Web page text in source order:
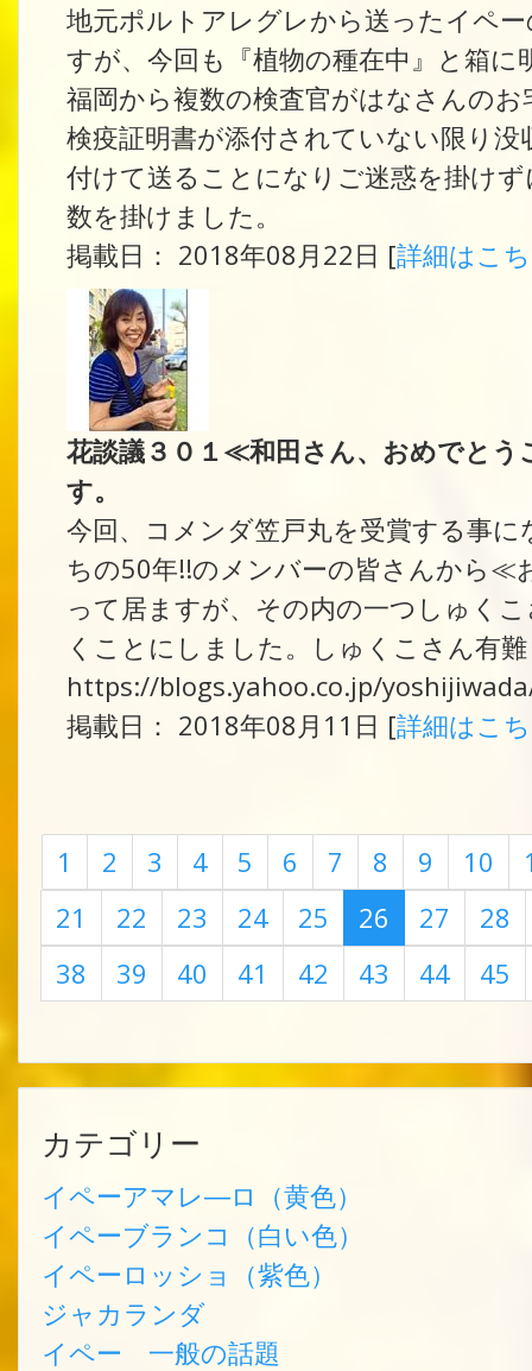
地元ポルトアレグレから送ったイペ
すが、今回も『植物の種在中』と箱
福岡から複数の検査官がはなさんの
検疫証明書が添付されていない限り
付けて送ることになりご迷惑を掛け
数を掛けました。
掲載日： 2018年08月22日 [詳細はこ
花談議３０１≪和田さん、おめでと
す。
今回、コメンダ笠戸丸を受賞する事
ちの50年!!のメンバーの皆さんから
って居ますが、その内の一つしゅく
くことにしました。しゅくこさん有
https://blogs.yahoo.co.jp/
掲載日： 2018年08月11日 [詳細はこ
1 2 3 4 5 6 7 8 9 10
21
22 23 24 25 26 27
28
38
39 40 41 42 43 44 45
カテゴリー
イペーアマレ―ロ（黄色）
イペーブランコ（白い色）
イペーロッショ（紫色）
ジャカランダ
イペー 一般の話題